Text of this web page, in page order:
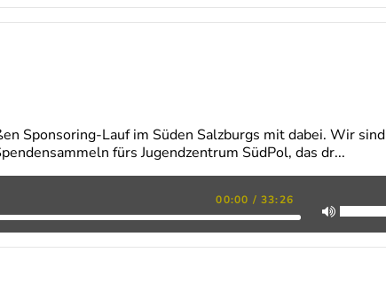
Sponsoring-Lauf im Süden Salzburgs mit dabei. Wir sind
fürs Jugendzentrum SüdPol, das dr...
00:00 / 33:26